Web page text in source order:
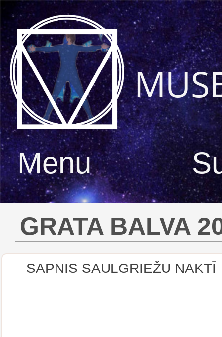
Menu
GRATA BALVA
SAPNIS SAULGRIEŽU NAKTĪ